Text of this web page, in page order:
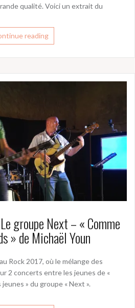
qualité. Voici un extrait du
reading
groupe Next – « Comme
» de Michaël Youn
Rock 2017, où le mélange des
2 concerts entre les jeunes de «
» du groupe « Next ».